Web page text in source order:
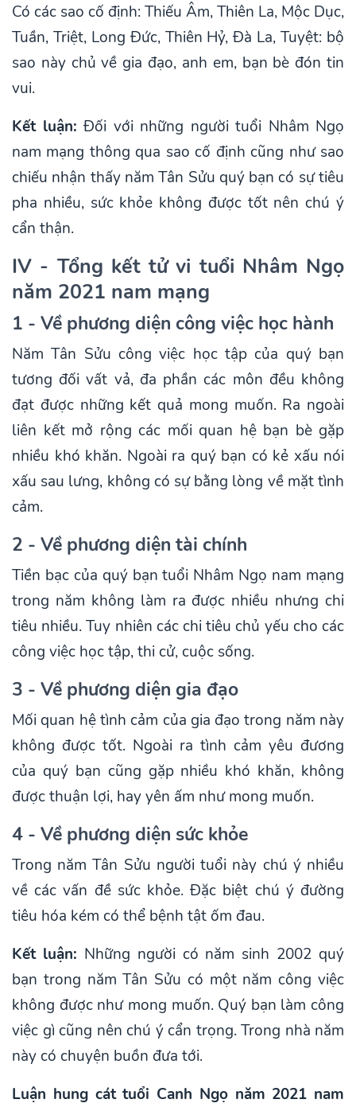
Có các sao cố định: Thiếu Âm, Thiên La, Mộc Dục,
Tuần, Triệt, Long Đức, Thiên Hỷ, Đà La, Tuyệt: bộ
sao này chủ về gia đạo, anh em, bạn bè đón tin
vui.
Kết luận: Đối với những người tuổi Nhâm Ngọ
nam mạng thông qua sao cố định cũng như sao
chiếu nhận thấy năm Tân Sửu quý bạn có sự tiêu
pha nhiều, sức khỏe không được tốt nên chú ý
cẩn thận.
IV - Tổng kết tử vi tuổi Nhâm Ngọ
năm 2021 nam mạng
1 - Về phương diện công việc học hành
Năm Tân Sửu công việc học tập của quý bạn
tương đối vất vả, đa phần các môn đều không
đạt được những kết quả mong muốn. Ra ngoài
liên kết mở rộng các mối quan hệ bạn bè gặp
nhiều khó khăn. Ngoài ra quý bạn có kẻ xấu nói
xấu sau lưng, không có sự bằng lòng về mặt tình
cảm.
2 - Về phương diện tài chính
Tiền bạc của quý bạn tuổi Nhâm Ngọ nam mạng
trong năm không làm ra được nhiều nhưng chi
tiêu nhiều. Tuy nhiên các chi tiêu chủ yếu cho các
công việc học tập, thi cử, cuộc sống.
3 - Về phương diện gia đạo
Mối quan hệ tình cảm của gia đạo trong năm này
không được tốt. Ngoài ra tình cảm yêu đương
của quý bạn cũng gặp nhiều khó khăn, không
được thuận lợi, hay yên ấm như mong muốn.
4 - Về phương diện sức khỏe
Trong năm Tân Sửu người tuổi này chú ý nhiều
về các vấn đề sức khỏe. Đặc biệt chú ý đường
tiêu hóa kém có thể bệnh tật ốm đau.
Kết luận: Những người có năm sinh 2002 quý
bạn trong năm Tân Sửu có một năm công việc
không được như mong muốn. Quý bạn làm công
việc gì cũng nên chú ý cẩn trọng. Trong nhà năm
này có chuyện buồn đưa tới.
Luận hung cát tuổi Canh Ngọ năm 2021 nam